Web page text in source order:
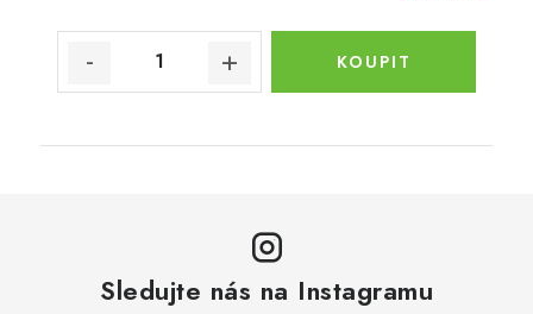
Sledujte nás na Instagramu